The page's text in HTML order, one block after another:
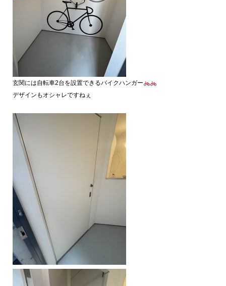
玄関には自転車2台を設置できるバイクハンガー
デザインもオシャレですねぇ